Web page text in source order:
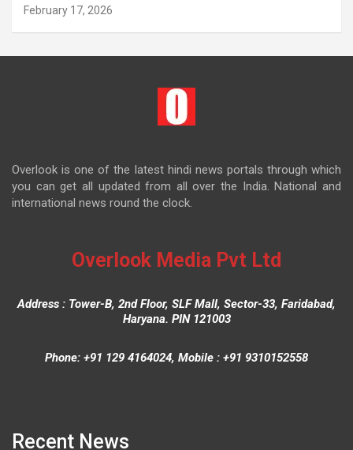
February 17, 2026
Overlook is one of the latest hindi news portals through which
you can get all updated from all over the India. National and
international news round the clock.
Overlook Media Pvt Ltd
Address : Tower-B, 2nd Floor, SLF Mall, Sector-33, Faridabad,
Haryana. PIN 121003
Phone: +91 129 4164024, Mobile : +91 9310152558
Recent News